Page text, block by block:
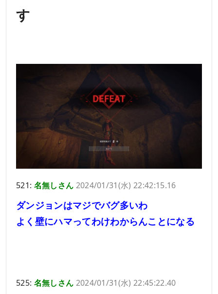
す
521: 名無しさん 2024/01/31(水) 22:42:15.16
ダンジョンはマジでバグ多いわ
よく壁にハマってわけわからんことになる
525: 名無しさん 2024/01/31(水) 22:45:22.40